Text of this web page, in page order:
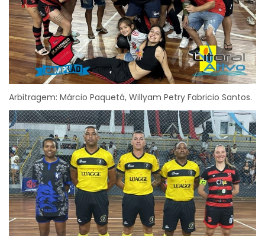
Arbitragem: Márcio Paquetá, Willyam Petry Fabricio Santos.